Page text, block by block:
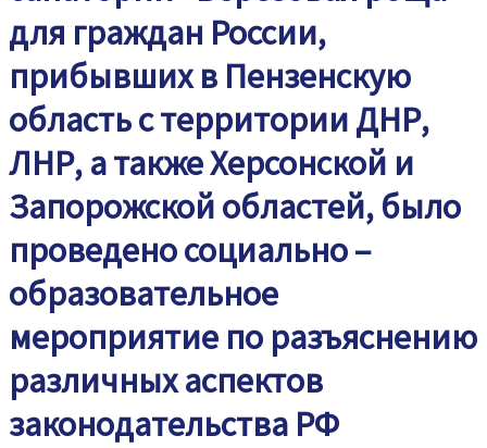
для граждан России,
прибывших в Пензенскую
область с территории‌ ДНР,
ЛНР, а также Херсонской и
Запорожской областей, было
проведено социально –
образовательное
мероприятие по разъяснению
различных аспектов
законодательства РФ